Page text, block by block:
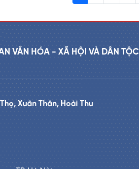
VĂN HÓA - XÃ HỘI VÀ DÂN TỘC
Xuân Thân, Hoài Thu